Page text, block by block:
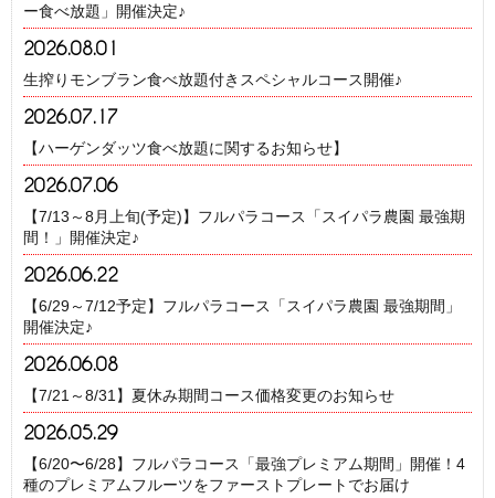
ー食べ放題」開催決定♪
2026.08.01
生搾りモンブラン食べ放題付きスペシャルコース開催♪
2026.07.17
【ハーゲンダッツ食べ放題に関するお知らせ】
2026.07.06
【7/13～8月上旬(予定)】フルパラコース「スイパラ農園 最強期
間！」開催決定♪
2026.06.22
【6/29～7/12予定】フルパラコース「スイパラ農園 最強期間」
開催決定♪
2026.06.08
【7/21～8/31】夏休み期間コース価格変更のお知らせ
2026.05.29
【6/20〜6/28】フルパラコース「最強プレミアム期間」開催！4
種のプレミアムフルーツをファーストプレートでお届け